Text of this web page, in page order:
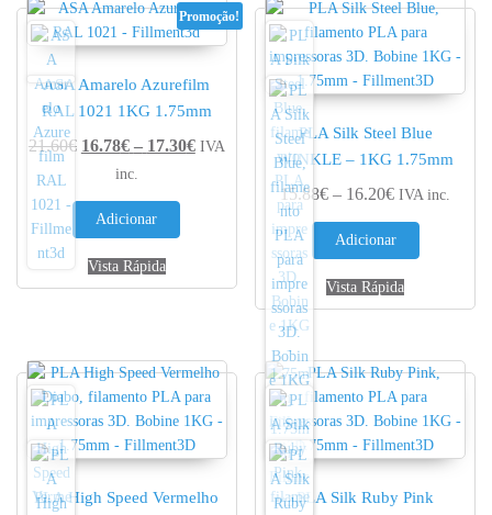
Promoção!
ASA Amarelo Azurefilm
RAL 1021 1KG 1.75mm
21.60€ 16.78€ – 17.30€Price range: 16.78€ through 17.30€
IVA
inc.
Adicionar
Vista Rápida
PLA Silk Steel Blue
WINKLE – 1KG 1.75mm
15.88€ – 16.20€Price range:
IVA inc.
Adicionar
Vista Rápida
PLA High Speed Vermelho
PLA Silk Ruby Pink